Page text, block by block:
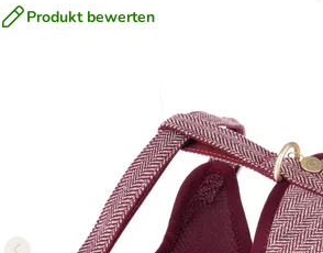
Produkt bewerten